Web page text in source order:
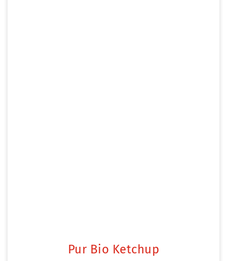
Pur Bio Ketchup